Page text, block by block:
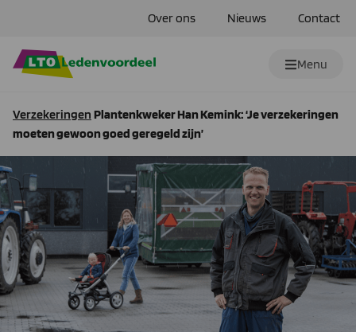
Over ons Nieuws Contact
Menu
Verzekeringen Plantenkweker Han Kemink: ‘Je verzekeringen
moeten gewoon goed geregeld zijn’